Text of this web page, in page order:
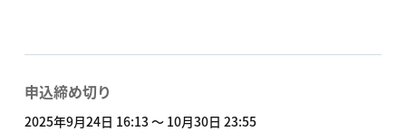
申込締め切り
2025年9月24日 16:13 〜 10月30日 23:55